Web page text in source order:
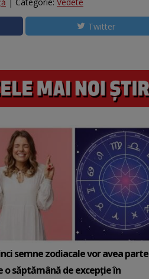
| Categorie: Vedete
Twitter
semne zodiacale vor avea parte
o săptămână de excepție în